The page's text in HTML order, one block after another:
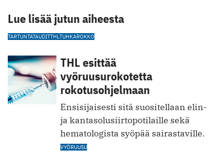
Lue lisää jutun aiheesta
TARTUNTATAUDITTHLTUHKAROKKO
THL esittää
vyöruusurokotetta
rokotusohjelmaan
Ensisijaisesti sitä suositellaan elin-
ja kantasolusiirtopotilaille sekä
hematologista syöpää sairastaville.
VYÖRUUSU